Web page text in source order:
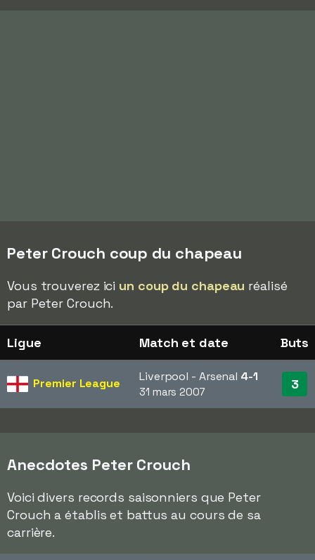
Peter Crouch coup du chapeau
Vous trouverez ici un coup du chapeau réalisé
par Peter Crouch.
Ligue Match et date Buts
Premier League Liverpool - Arsenal 4-1
31 mars 2007 3
Anecdotes Peter Crouch
Voici divers records saisonniers que Peter
Crouch a établis et battus au cours de sa
carrière.